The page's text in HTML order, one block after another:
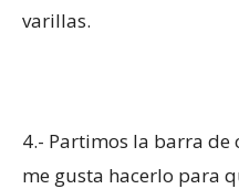
varillas.
4.- Partimos la barra de
me gusta hacerlo para